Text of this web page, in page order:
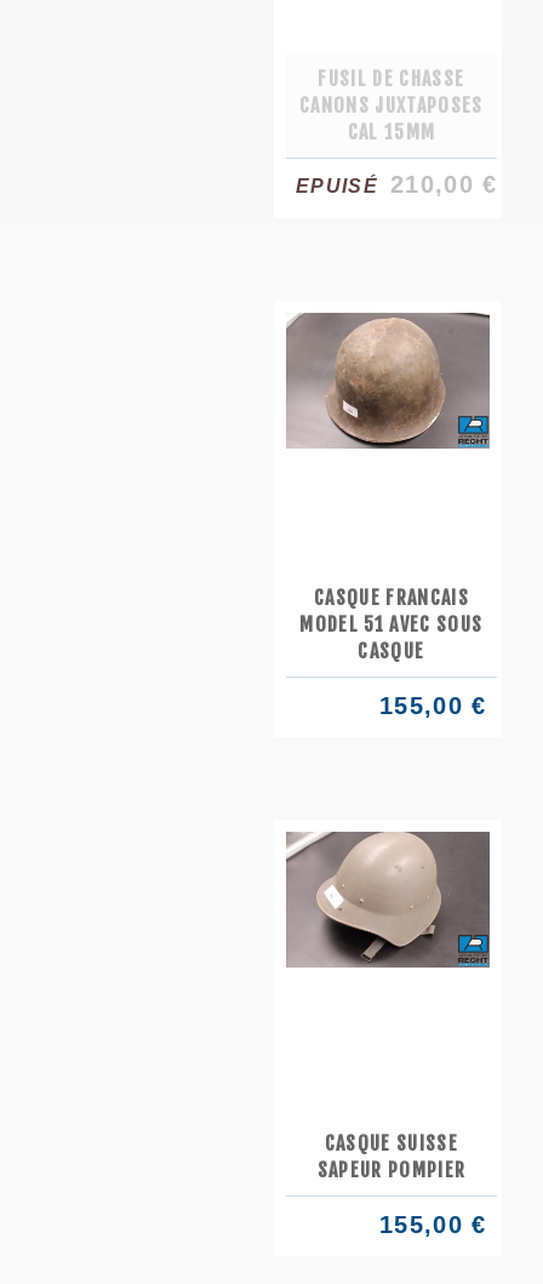
FUSIL DE CHASSE
CANONS JUXTAPOSES
CAL 15MM
EPUISÉ 210,00 €
CASQUE FRANCAIS
MODEL 51 AVEC SOUS
CASQUE
155,00 €
CASQUE SUISSE
SAPEUR POMPIER
155,00 €